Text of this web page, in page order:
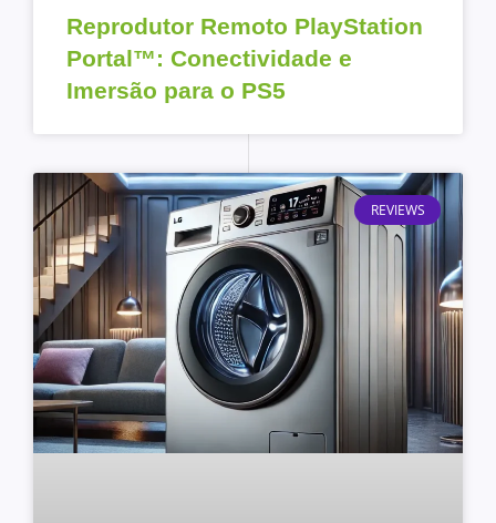
Reprodutor Remoto PlayStation
Portal™: Conectividade e
Imersão para o PS5
REVIEWS